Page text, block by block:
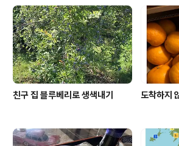
짱이랑 함께 갈 수 있는 식당이 있냐 없냐가 중요한 문제
아닐수 없다 예전에 비해 많이 좋아 졌다고는 하지만 아직
까지 그리 많지가 않은 게 현실이다 여러 가지 상황을 고
해서 선택한 장소는 동경 남쪽에 ..
친구 집 블루베리로 생색내기 도착하지